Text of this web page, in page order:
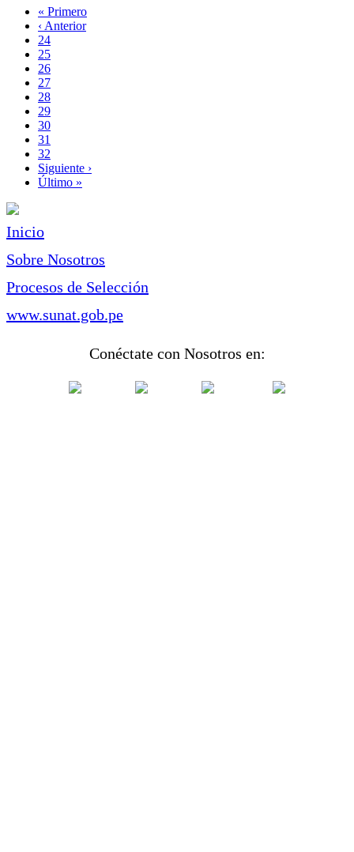
Paginación
Primera
página
« Primero
Página
anterior
‹ Anterior
Page
24
Page
25
Page
26
Page
27
Página
actual
28
Page
29
Page
30
Page
31
Page
32
Siguiente
página
Siguiente ›
Última
Último »
Inicio
Sobre Nosotros
Procesos de Selección
www.sunat.gob.pe
Conéctate con Nosotros en: